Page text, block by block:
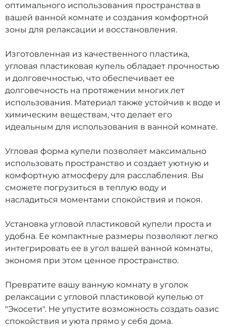
оптимального использования пространства в
вашей ванной комнате и создания комфортной
зоны для релаксации и восстановления.
Изготовленная из качественного пластика,
угловая пластиковая купель обладает прочностью
и долговечностью, что обеспечивает ее
долговечность на протяжении многих лет
использования. Материал также устойчив к воде и
химическим веществам, что делает его
идеальным для использования в ванной комнате.
Угловая форма купели позволяет максимально
использовать пространство и создает уютную и
комфортную атмосферу для расслабления. Вы
сможете погрузиться в теплую воду и
насладиться моментами спокойствия и покоя.
Установка угловой пластиковой купели проста и
удобна. Ее компактные размеры позволяют легко
интегрировать ее в угол вашей ванной комнаты,
экономя при этом ценное пространство.
Превратите вашу ванную комнату в уголок
релаксации с угловой пластиковой купелью от
"Экосети". Не упустите возможность создать оазис
спокойствия и уюта прямо у себя дома.